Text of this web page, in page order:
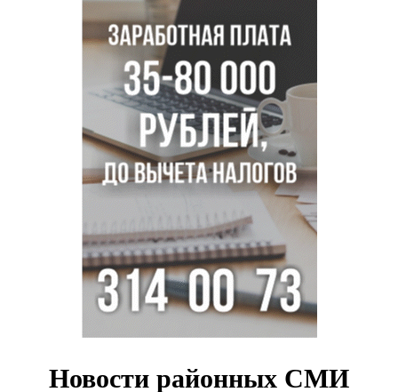
Ученики новосибирского лицея победили в
Международной олимпиаде по ИИ
Остановку электричек о.п. Радуга Сибири начали строить